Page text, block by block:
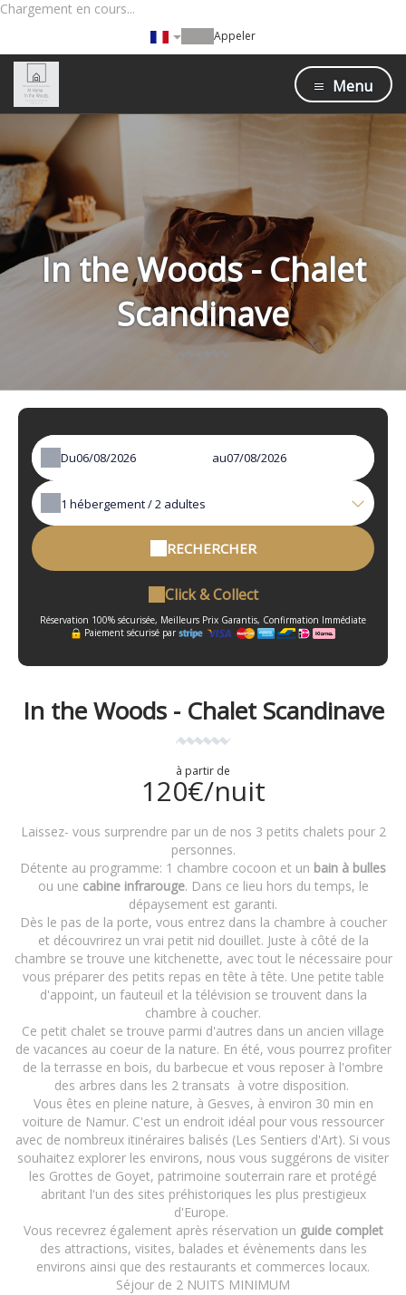
Chargement en cours...
Appeler
Menu
In the Woods - Chalet
Scandinave
Du au
1 hébergement /2 adultes
RECHERCHER
Click & Collect
Réservation 100% sécurisée, Meilleurs Prix Garantis, Confirmation Immédiate
Paiement sécurisé par
In the Woods - Chalet Scandinave
à partir de
120€/nuit
Laissez- vous surprendre par un de nos 3 petits chalets pour 2
personnes.
Détente au programme: 1 chambre cocoon et un bain à bulles
ou une cabine infrarouge. Dans ce lieu hors du temps, le
dépaysement est garanti.
Dès le pas de la porte, vous entrez dans la chambre à coucher
et découvrirez un vrai petit nid douillet. Juste à côté de la
chambre se trouve une kitchenette, avec tout le nécessaire pour
vous préparer des petits repas en tête à tête. Une petite table
d'appoint, un fauteuil et la télévision se trouvent dans la
chambre à coucher.
Ce petit chalet se trouve parmi d'autres dans un ancien village
de vacances au coeur de la nature. En été, vous pourrez profiter
de la terrasse en bois, du barbecue et vous reposer à l'ombre
des arbres dans les 2 transats à votre disposition.
Vous êtes en pleine nature, à Gesves, à environ 30 min en
voiture de Namur. C'est un endroit idéal pour vous ressourcer
avec de nombreux itinéraires balisés (Les Sentiers d'Art). Si vous
souhaitez explorer les environs, nous vous suggérons de visiter
les Grottes de Goyet, patrimoine souterrain rare et protégé
abritant l'un des sites préhistoriques les plus prestigieux
d'Europe.
Vous recevrez également après réservation un guide complet
des attractions, visites, balades et évènements dans les
environs ainsi que des restaurants et commerces locaux.
Séjour de 2 NUITS MINIMUM